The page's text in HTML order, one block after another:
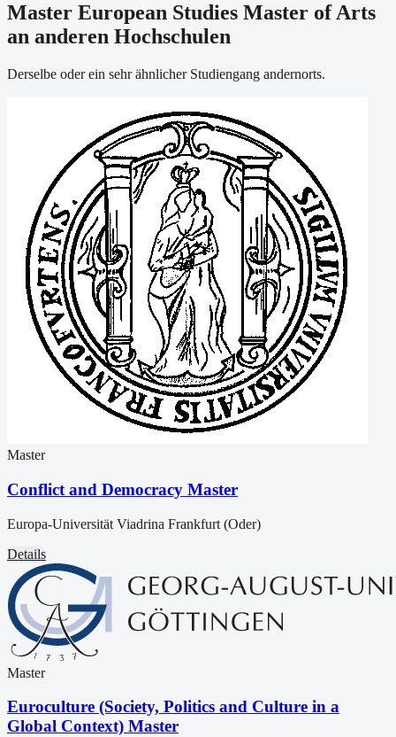
Master European Studies Master of Arts
an anderen Hochschulen
Derselbe oder ein sehr ähnlicher Studiengang andernorts.
Master
Conflict and Democracy Master
Europa-Universität Viadrina Frankfurt (Oder)
Details
Master
Euroculture (Society, Politics and Culture in a
Global Context) Master